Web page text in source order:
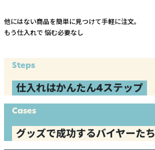
他にはない商品を簡単に見つけて手軽に注文。
もう仕入れで 悩む必要なし
Steps
仕入れはかんたん4ステップ
Cases
グッズで成功するバイヤーたち